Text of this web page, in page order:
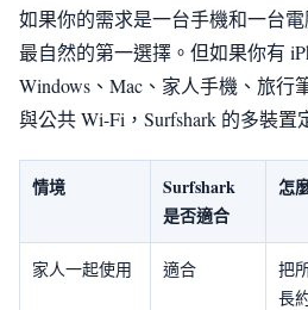
如果你的需求是一台手機和一台電
最自然的第一選擇。但如果你有
Windows、Mac、家人手機、旅行
與公共 Wi-Fi，Surfshark 的多裝置
情境
Surfshark
是否適合
怎
家人一起使用 適合
把
長